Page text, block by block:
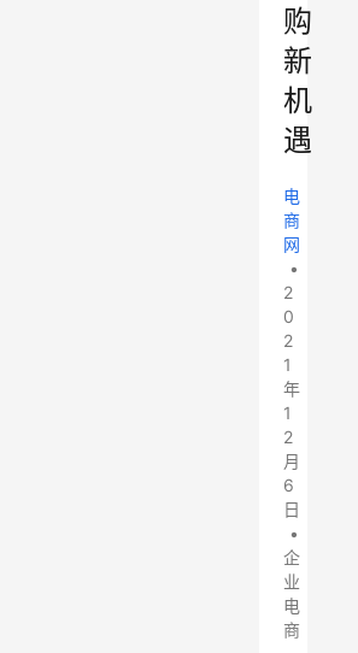
购
新
机
遇
电
商
网
•
2
0
2
1
年
1
2
月
6
日
•
企
业
电
商